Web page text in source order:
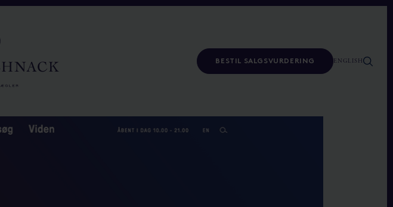
BESTIL SALGSVURDERING ENGLISH